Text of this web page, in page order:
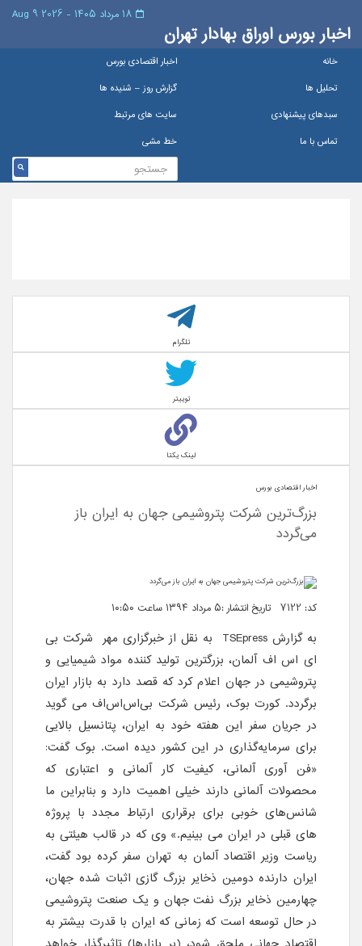
اخبار بورس اوراق بهادار تهران
خانه
اخبار اقتصادی بورس
تحلیل ها
گزارش روز – شنيده ها
سبدهای پیشنهادی
سایت های مرتبط
تماس با ما
خط مشی
تلگرام
توییتر
لینک یکتا
اخبار اقتصادی بورس
بزرگ‌ترین شرکت پتروشیمی جهان به ایران باز
می‌گردد
کد: 7122 تاریخ انتشار :۵ مرداد ۱۳۹۴ ساعت ۱۰:۵۰
به گزارش TSEpress به نقل از خبرگزاری مهر شرکت بی
ای اس اف آلمان، بزرگترین تولید کننده مواد شیمیایی و
پتروشیمی در جهان اعلام کرد که قصد دارد به بازار ایران
برگردد. کورت بوک، رئیس شرکت بی‌اس‌اس‌اف می گوید
در جریان سفر این هفته خود به ایران، پتانسیل بالایی
برای سرمایه‌گذاری در این کشور دیده است. بوک گفت:
«فن آوری آلمانی، کیفیت کار آلمانی و اعتباری که
محصولات آلمانی دارند خیلی اهمیت دارد و بنابراین ما
شانس‌های خوبی برای برقراری ارتباط مجدد با پروژه
های قبلی در ایران می بینیم.» وی که در قالب هیئتی به
ریاست وزیر اقتصاد آلمان به تهران سفر کرده بود گفت،
ایران دارنده دومین ذخایر بزرگ گازی اثبات شده جهان،
چهارمین ذخایر بزرگ نفت جهان و یک صنعت پتروشیمی
در حال توسعه است که زمانی که ایران با قدرت بیشتر به